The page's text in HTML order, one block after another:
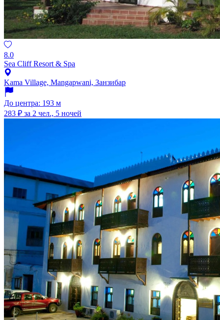
8.0
Sea Cliff Resort & Spa
Kama Village, Mangapwani, Занзибар
До центра: 193 м
283 ₽ за 2 чел., 5 ночей